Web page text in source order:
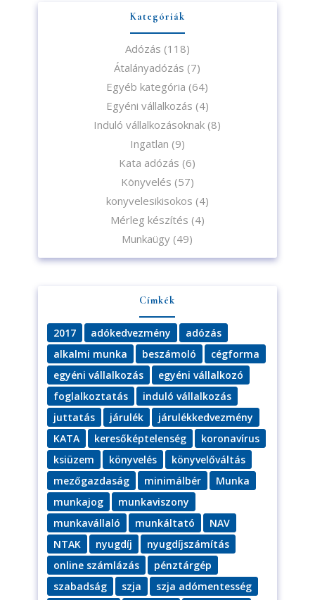
Kategóriák
Adózás (118)
Átalányadózás (7)
Egyéb kategória (64)
Egyéni vállalkozás (4)
Induló vállalkozásoknak (8)
Ingatlan (9)
Kata adózás (6)
Könyvelés (57)
konyvelesikisokos (4)
Mérleg készítés (4)
Munkaügy (49)
Címkék
2017 adókedvezmény
adózás
alkalmi munka
beszámoló
cégforma
egyéni vállalkozás
egyéni vállalkozó
foglalkoztatás
induló vállalkozás
juttatás
járulék
járulékkedvezmény
KATA
keresőképtelenség
koronavírus
ksiüzem
könyvelés
könyvelőváltás
mezőgazdaság
minimálbér
Munka
munkajog
munkaviszony
munkavállaló
munkáltató
NAV
NTAK
nyugdíj
nyugdíjszámítás
online számlázás
pénztárgép
szabadság
szja
szja adómentesség